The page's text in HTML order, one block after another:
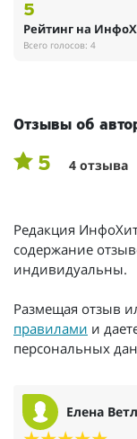
5
Рейтинг на
Всего голосов: 4
Отзывы об
5 4 отзыва
Редакция
содержание
индивидуальны.
Размещая отзыв
правилами и
персональных
Елена